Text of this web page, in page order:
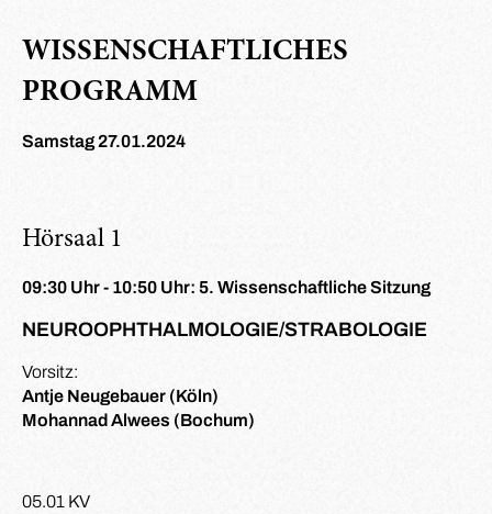
WISSENSCHAFTLICHES
PROGRAMM
Samstag 27.01.2024
Hörsaal 1
09:30 Uhr - 10:50 Uhr: 5. Wissenschaftliche Sitzung
NEUROOPHTHALMOLOGIE/STRABOLOGIE
Vorsitz:
Antje Neugebauer (Köln)
Mohannad Alwees (Bochum)
05.01 KV